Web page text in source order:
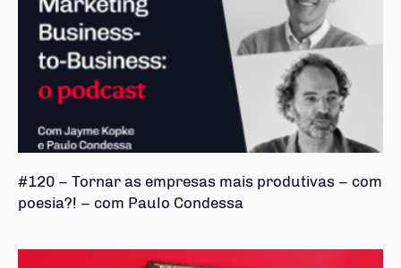
#120 – Tornar as empresas mais produtivas – com
poesia?! – com Paulo Condessa